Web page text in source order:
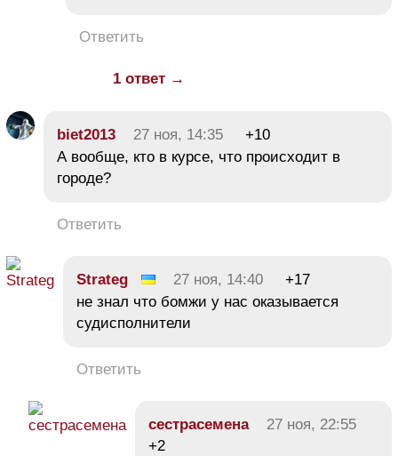
Ответить
1 ответ →
biet2013 27 ноя, 14:35
+10
А вообще, кто в курсе, что происходит в
городе?
Ответить
Strateg 27 ноя, 14:40
+17
не знал что бомжи у нас оказывается
судисполнители
Ответить
сестрасемена
27 ноя, 22:55
+2